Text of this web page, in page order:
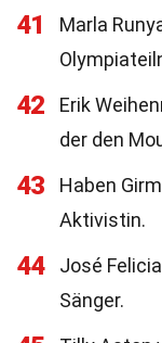
41
Marla
42
Erik
der den
43
Haben
Aktivistin.
44
José
Sänger.